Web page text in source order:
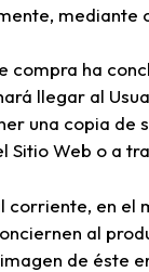
compra ha
llegar al
una copia
Sitio Web o a
corriente, en
al
de éste